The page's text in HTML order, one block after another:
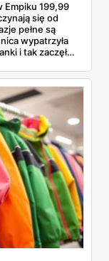
Empiku 199,99
się od
pełne są
wypatrzyła
i tak zaczęło
nie wciska nam
—